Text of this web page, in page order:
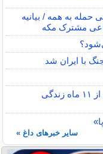
حمله به همه / بیانیه
مشترک مکه
با ایران شد
دستگیری قاتل قهرمان کراسفیت کشور بعد از ۱۱ ماه زندگی
سایر خبرهای داغ »